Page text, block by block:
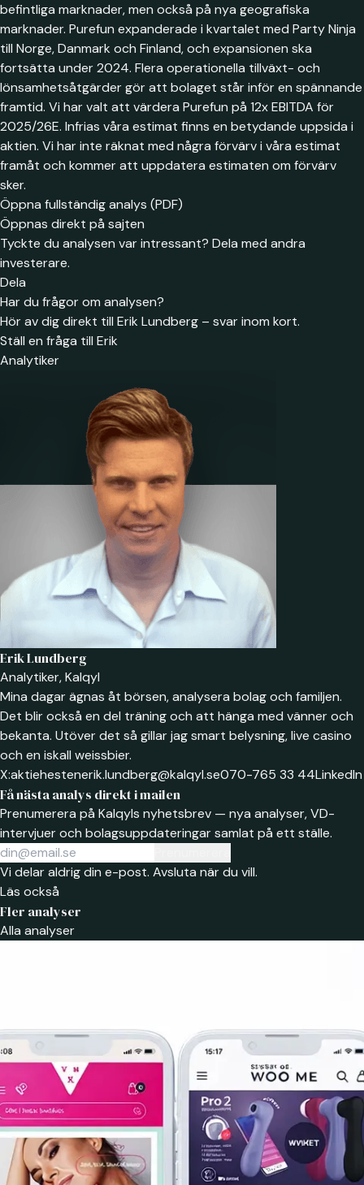
befintliga marknader, men också på nya geografiska
marknader. Purefun expanderade i kvartalet med Party Ninja
till Norge, Danmark och Finland, och expansionen ska
fortsätta under 2024. Flera operationella tillväxt- och
lönsamhetsåtgärder gör att bolaget står inför en spännande
framtid. Vi har valt att värdera Purefun på 12x EBITDA för
2025/26E. Infrias våra estimat finns en betydande uppsida i
aktien. Vi har inte räknat med några förvärv i våra estimat
framåt och kommer att uppdatera estimaten om förvärv
sker.
Öppna fullständig analys (PDF)
Öppnas direkt på sajten
Tyckte du analysen var intressant? Dela med andra
investerare.
Dela
Har du frågor om analysen?
Hör av dig direkt till Erik Lundberg – svar inom kort.
Ställ en fråga till Erik
Analytiker
Erik Lundberg
Analytiker, Kalqyl
Mina dagar ägnas åt börsen, analysera bolag och familjen.
Det blir också en del träning och att hänga med vänner och
bekanta. Utöver det så gillar jag smart belysning, live casino
och en iskall weissbier.
X:aktiehestenerik.lundberg@kalqyl.se070-765 33 44LinkedIn
Få nästa analys direkt i mailen
Prenumerera på Kalqyls nyhetsbrev — nya analyser, VD-
intervjuer och bolagsuppdateringar samlat på ett ställe.
Vi delar aldrig din e-post. Avsluta när du vill.
Läs också
Fler analyser
Alla analyser